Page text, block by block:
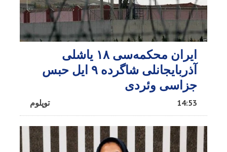
ایران محکمه‌سی ۱۸ یاشلی
آذربایجانلی شاگرده ۹ ایل حبس
جزاسی وئردی
توپلوم 14:53